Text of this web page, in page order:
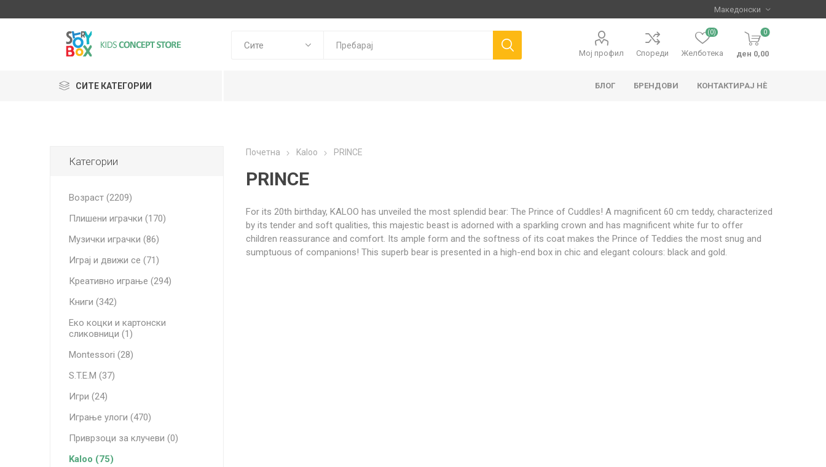
Мој профил Спореди Желботека
(0) 0
ден 0,00
СИТЕ КАТЕГОРИИ БЛОГ БРЕНДОВИ
Janod
GLOBBER
Lilliputiens
КОНТАКТИРАЈ НЀ
Почетна Kaloo PRINCE
PRINCE
For its 20th birthday, KALOO has unveiled the most splendid bear: The Prince of Cuddles! A magnificent 60 cm teddy, characterized
by its tender and soft qualities, this majestic beast is adorned with a sparkling crown and has magnificent white fur to offer
children reassurance and comfort. Its ample form and the softness of its coat makes the Prince of Teddies the most snug and
sumptuous of companions! This superb bear is presented in a high-end box in chic and elegant colours: black and gold.
Категории
Возраст (2209)
Плишени играчки (170)
Музички играчки (86)
Играј и движи се (71)
Креативно играње (294)
Книги (342)
Еко коцки и картонски
сликовници (1)
Montessori (28)
S.T.E.M (37)
Игри (24)
Играње улоги (470)
Приврзоци за клучеви (0)
Kaloo (75)